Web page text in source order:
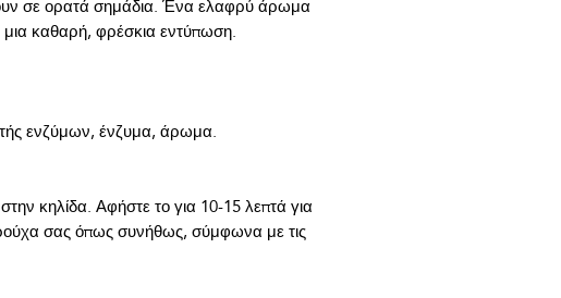
κηλίδα. Αφήστε το για 10-15 λεπτά για
σας όπως συνήθως, σύμφωνα με τις